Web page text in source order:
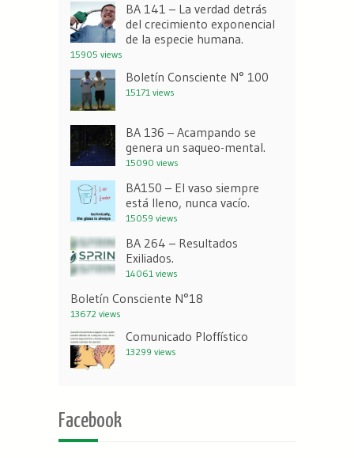
BA 141 – La verdad detrás
del crecimiento exponencial
de la especie humana.
15905 views
Boletín Consciente N° 100
15171 views
BA 136 – Acampando se
genera un saqueo-mental.
15090 views
BA150 – El vaso siempre
está lleno, nunca vacío.
15059 views
BA 264 – Resultados
Exiliados.
14061 views
Boletín Consciente N°18
13672 views
Comunicado Ploffístico
13299 views
Facebook